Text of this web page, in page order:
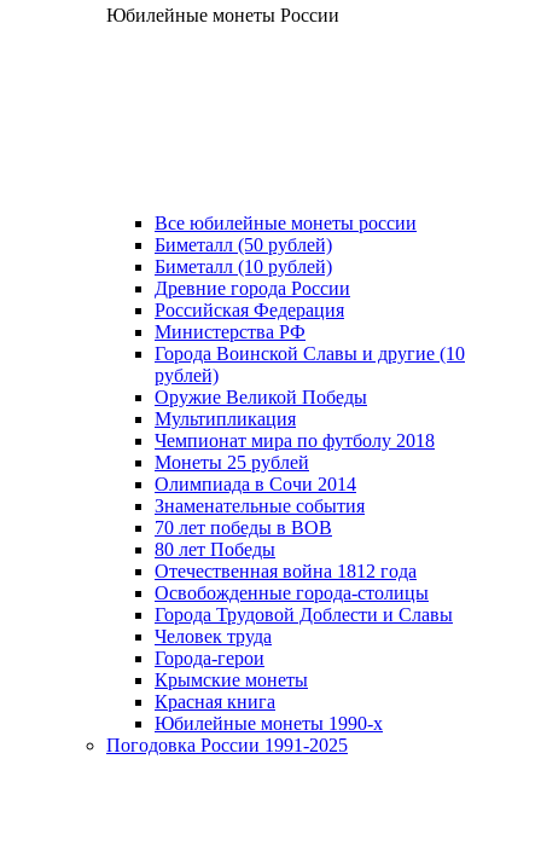
Юбилейные монеты России
Все юбилейные монеты россии
Биметалл (50 рублей)
Биметалл (10 рублей)
Древние города России
Российская Федерация
Министерства РФ
Города Воинской Славы и другие (10
рублей)
Оружие Великой Победы
Мультипликация
Чемпионат мира по футболу 2018
Монеты 25 рублей
Олимпиада в Сочи 2014
Знаменательные события
70 лет победы в ВОВ
80 лет Победы
Отечественная война 1812 года
Освобожденные города-столицы
Города Трудовой Доблести и Славы
Человек труда
Города-герои
Крымские монеты
Красная книга
Юбилейные монеты 1990-х
Погодовка России 1991-2025